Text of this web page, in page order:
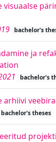
visuaalse
bachelor's
ja
bachelor's
arhiivi
bachelor's theses